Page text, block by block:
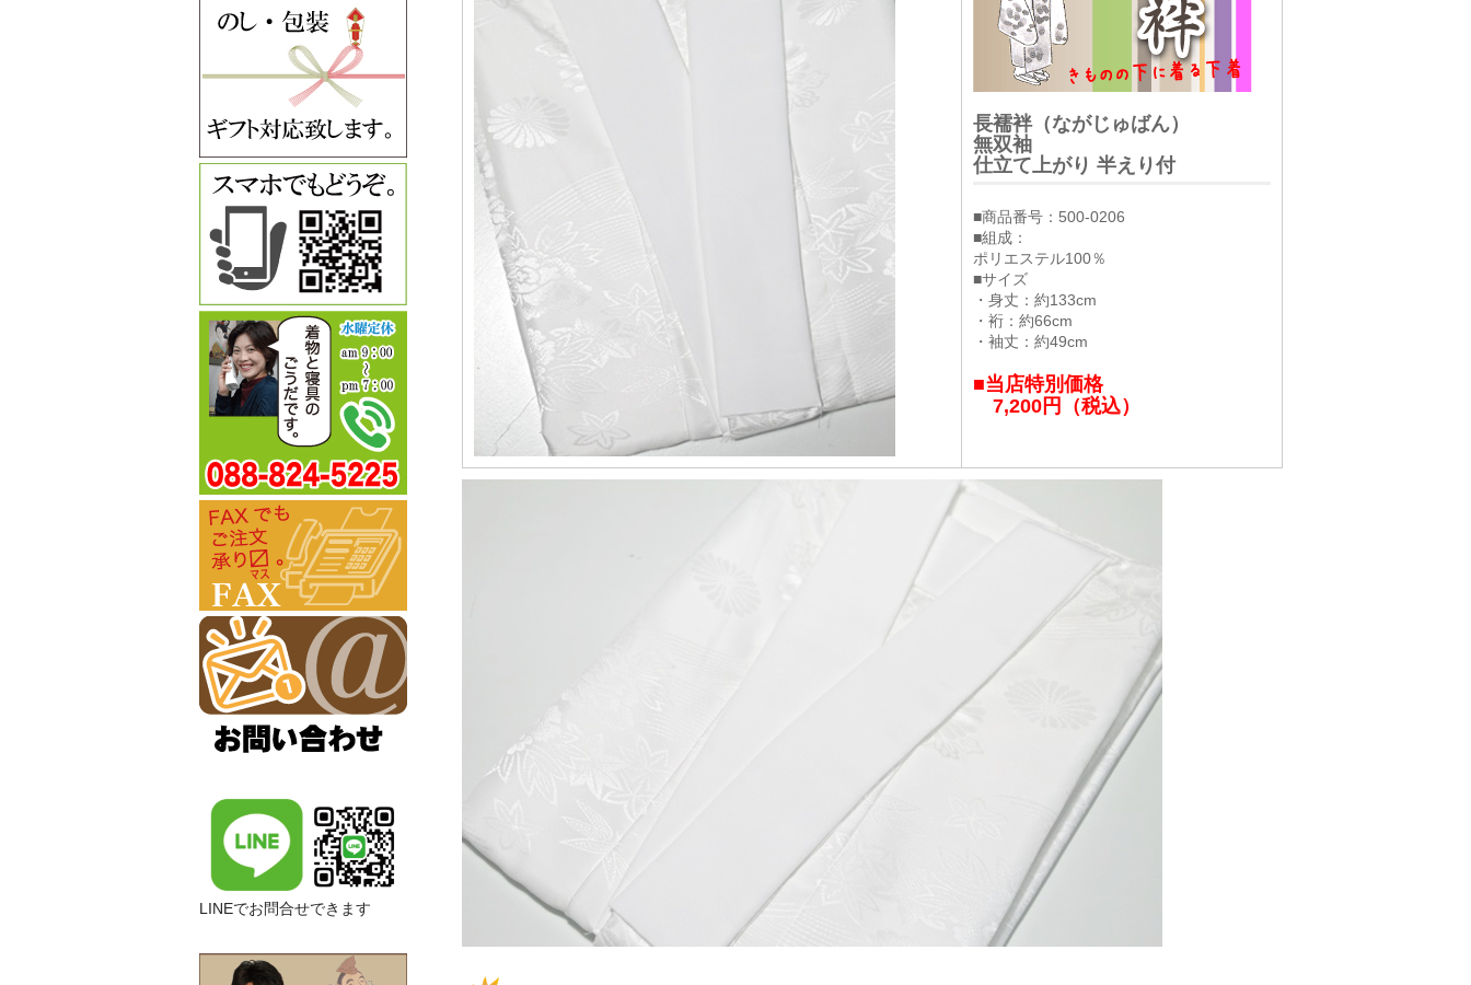
長襦袢（ながじゅばん）
無双袖
仕立て上がり 半えり付
■商品番号：500-0206
■組成：
ポリエステル100％
■サイズ
・身丈：約133cm
・裄：約66cm
・袖丈：約49cm
■当店特別価格
7,200円（税込）
LINEでお問合せできます